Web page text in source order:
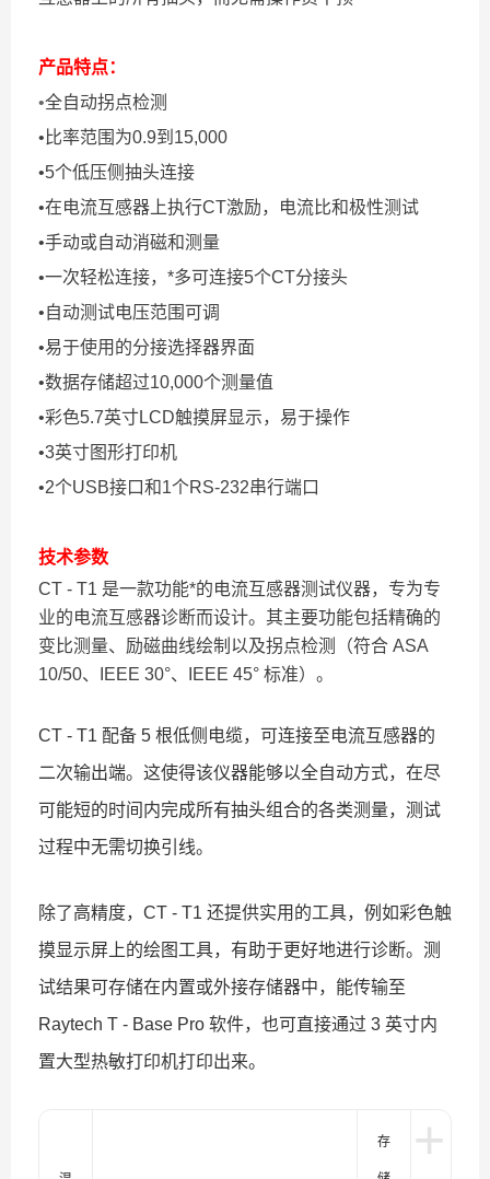
产品特点：
•全自动拐点检测
•比率范围为0.9到15,000
•5个低压侧抽头连接
•在电流互感器上执行CT激励，电流比和极性测试
•手动或自动消磁和测量
•一次轻松连接，*多可连接5个CT分接头
•自动测试电压范围可调
•易于使用的分接选择器界面
•数据存储超过10,000个测量值
•彩色5.7英寸LCD触摸屏显示，易于操作
•3英寸图形打印机
•2个USB接口和1个RS-232串行端口
技术参数
CT - T1 是一款功能*的电流互感器测试仪器，专为专
业的电流互感器诊断而设计。其主要功能包括精确的
变比测量、励磁曲线绘制以及拐点检测（符合 ASA
10/50、IEEE 30°、IEEE 45° 标准）。
CT - T1 配备 5 根低侧电缆，可连接至电流互感器的
二次输出端。这使得该仪器能够以全自动方式，在尽
可能短的时间内完成所有抽头组合的各类测量，测试
过程中无需切换引线。
除了高精度，CT - T1 还提供实用的工具，例如彩色触
摸显示屏上的绘图工具，有助于更好地进行诊断。测
试结果可存储在内置或外接存储器中，能传输至
Raytech T - Base Pro 软件，也可直接通过 3 英寸内
置大型热敏打印机打印出来。
+
存